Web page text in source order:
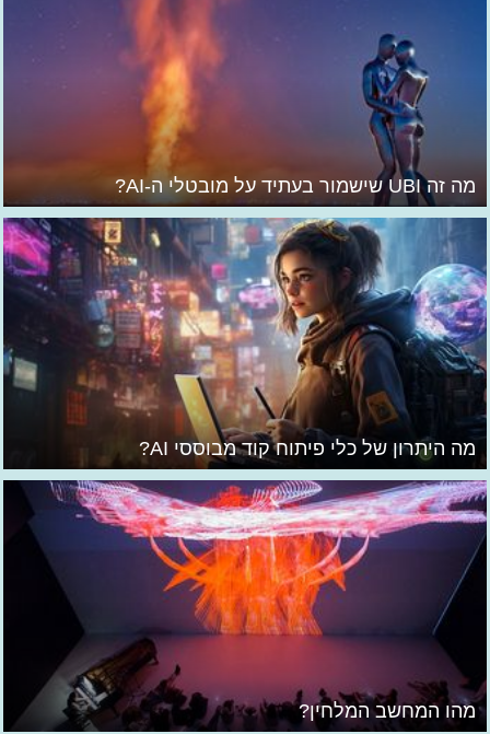
מה זה UBI שישמור בעתיד על מובטלי ה-AI?
מה היתרון של כלי פיתוח קוד מבוססי AI?
מהו המחשב המלחין?